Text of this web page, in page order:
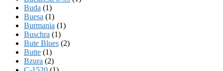
Buda (1)
Buesa (1)
Burmania (1)
Buschra (1)
Bute Blues (2)
Butte (1)
Bzura (2)